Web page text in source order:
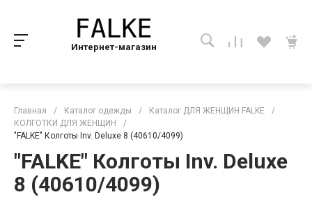
Интернет-магазин
Главная / Каталог одежды / Каталог ДЛЯ ЖЕНЩИН FALKE
/
КОЛГОТКИ ДЛЯ ЖЕНЩИН
/
"FALKE" Колготы Inv. Deluxe 8 (40610/4099)
"FALKE" Колготы Inv. Deluxe
8 (40610/4099)